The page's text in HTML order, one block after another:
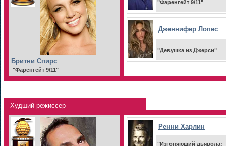
Бритни Спирс
"Фаренгейт 9/11"
"Фаренгейт 9/11"
Дженнифер Лопес
"Девушка из Джерси"
Худший режиссер
Ренни Харлин
"Изгоняющий дьявола: